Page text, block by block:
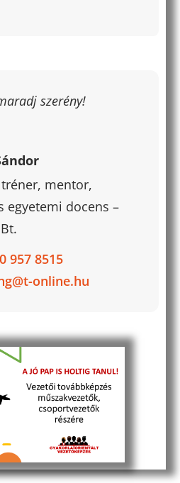
szerény!
mentor,
egyetemi docens –
957 8515
online.hu